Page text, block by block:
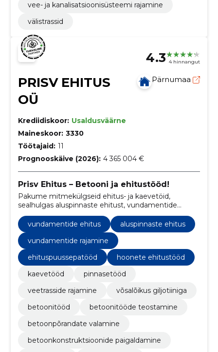
vee- ja kanalisatsioonisüsteemi rajamine
välistrassid
4.3 4 hinnangut
PRISV EHITUS
OÜ
Pärnumaa
Krediidiskoor: Usaldusväärne
Maineskoor: 3330
Töötajaid: 11
Prognooskäive (2026): 4 365 004 €
Prisv Ehitus – Betooni ja ehitustööd!
Pakume mitmekülgseid ehitus- ja kaevetöid,
sealhulgas aluspinnaste ehitust, vundamentide
rajamist ning betoonitööde teostamist.
vundamentide ehitus
aluspinnaste ehitus
vundamentide rajamine
ehituspuussepatööd
hoonete ehitustööd
kaevetööd
pinnasetööd
veetrasside rajamine
võsalõikus giljotiiniga
betoonitööd
betoonitööde teostamine
betoonpõrandate valamine
betoonkonstruktsioonide paigaldamine